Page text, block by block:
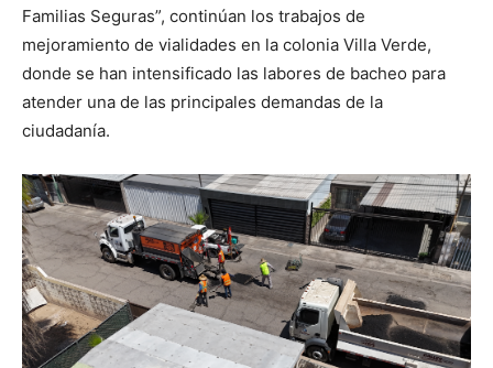
Familias Seguras”, continúan los trabajos de
mejoramiento de vialidades en la colonia Villa Verde,
donde se han intensificado las labores de bacheo para
atender una de las principales demandas de la
ciudadanía.